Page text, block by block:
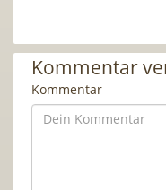
Kommentar
Kommentar